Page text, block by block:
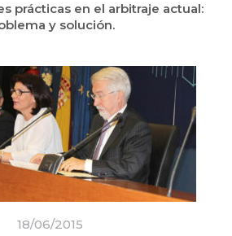
prácticas en el arbitraje actual:
y solución.
18/06/2015